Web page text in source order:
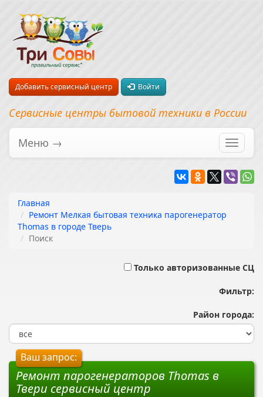
Добавить сервисный центр Войти
Сервисные центры бытовой техники в России
Меню →
Главная
Ремонт Мелкая бытовая техника парогенератор
Thomas в городе Тверь
Поиск
Только авторизованные СЦ
Фильтр:
Район города:
Ваш запрос:
Ремонт парогенераторов Thomas в
Твери сервисный центр